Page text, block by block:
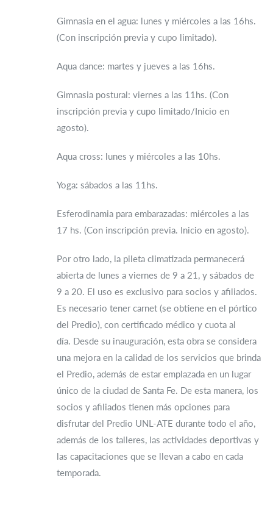
Gimnasia en el agua: lunes y miércoles a las 16hs.
(Con inscripción previa y cupo limitado).
Aqua dance: martes y jueves a las 16hs.
Gimnasia postural: viernes a las 11hs. (Con
inscripción previa y cupo limitado/Inicio en
agosto).
Aqua cross: lunes y miércoles a las 10hs.
Yoga: sábados a las 11hs.
Esferodinamia para embarazadas: miércoles a las
17 hs. (Con inscripción previa. Inicio en agosto).
Por otro lado, la pileta climatizada permanecerá
abierta de lunes a viernes de 9 a 21, y sábados de
9 a 20. El uso es exclusivo para socios y afiliados.
Es necesario tener carnet (se obtiene en el pórtico
del Predio), con certificado médico y cuota al
día. Desde su inauguración, esta obra se considera
una mejora en la calidad de los servicios que brinda
el Predio, además de estar emplazada en un lugar
único de la ciudad de Santa Fe. De esta manera, los
socios y afiliados tienen más opciones para
disfrutar del Predio UNL-ATE durante todo el año,
además de los talleres, las actividades deportivas y
las capacitaciones que se llevan a cabo en cada
temporada.